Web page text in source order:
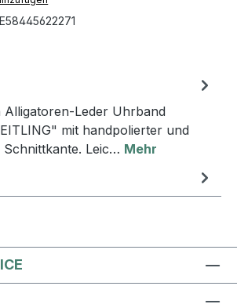
E58445622271
Alligatoren-Leder Uhrband
mit handpolierter und
Schnittkante. Leic… Mehr